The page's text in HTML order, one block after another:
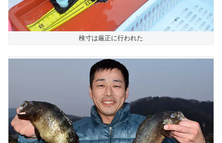
検寸は厳正に行われた